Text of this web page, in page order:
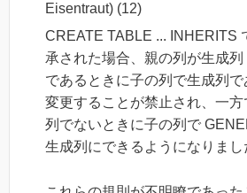
Eisentraut) (12)
CREATE TABLE ... INHERITS
承された場合、親の列が生成列
であるときに子の列で生成列
変更することが禁止され、一
列でないときに子の列で
生成列にできるようになりまし